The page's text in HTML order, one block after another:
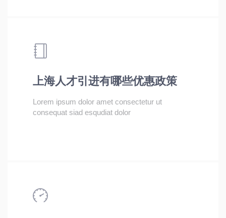
上海人才引进有哪些优惠政策
Lorem ipsum dolor amet consectetur ut
consequat siad esqudiat dolor